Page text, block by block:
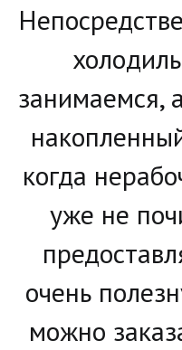
занимаемся,
когда
уже не
очень
можно